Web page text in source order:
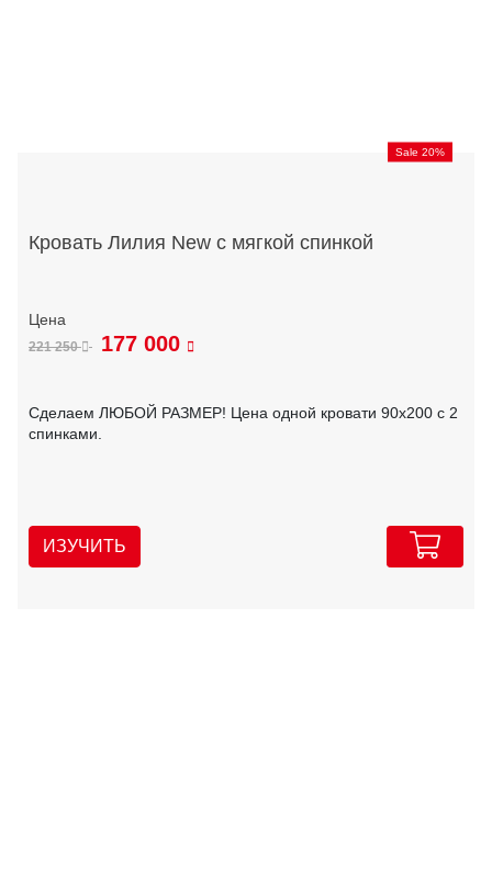
Sale 20%
Кровать Лилия New с мягкой спинкой
221 250 177 000
Сделаем ЛЮБОЙ РАЗМЕР! Цена одной кровати 90х200 с 2
спинками.
ИЗУЧИТЬ